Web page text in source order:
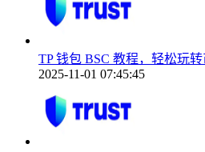
TP 钱包 BSC 教程，轻松玩
2025-11-01 07:45:45